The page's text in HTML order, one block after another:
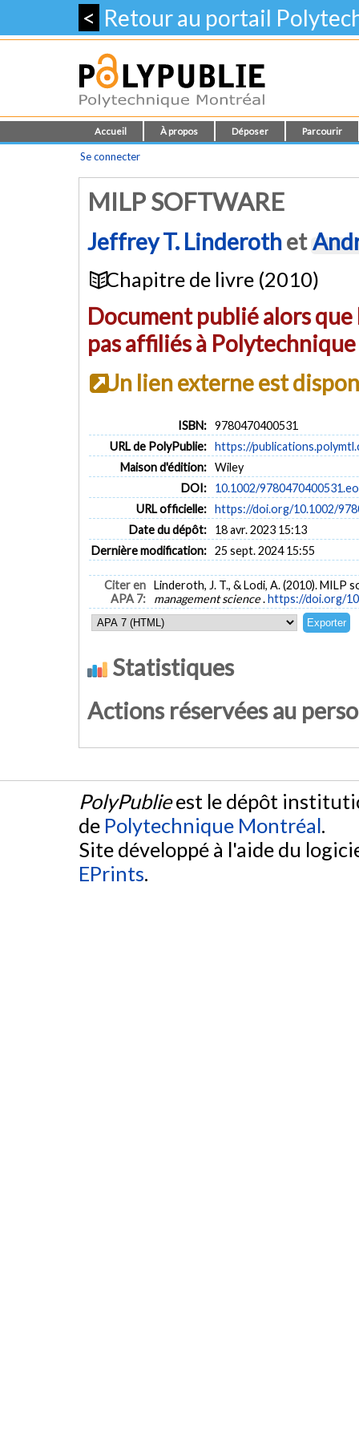
< Retour au portail
Accueil À propos Déposer Parcourir
Se connecter
MILP SOFTWARE
Jeffrey T. Linderothet
Chapitre de livre (2010)
Document publié alors
pas affiliés à
Un lien externe est
ISBN: 9780470400531
URL de PolyPublie: https://
Maison d'édition: Wiley
DOI:
10.1002/
URL officielle: https://doi.org/10.1002/
Date du dépôt:
18 avr. 2023 15:13
Dernière modification: 25 sept. 2024 15:55
Citer en
APA 7:
Linderoth, J. T., & Lodi, A. (2010). MILP
management science.https://doi.org/
Statistiques
Actions réservées au
PolyPublieest le dépôt
de Polytechnique Montréal.
Site développé à l'aide du
EPrints.